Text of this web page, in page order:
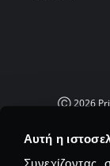
Αυτή η
Ⓒ 2026
Το "WireGuard®" και